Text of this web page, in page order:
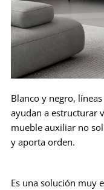
Blanco y negro,
ayudan a estructurar
mueble auxiliar no
y aporta orden.
Es una solución muy